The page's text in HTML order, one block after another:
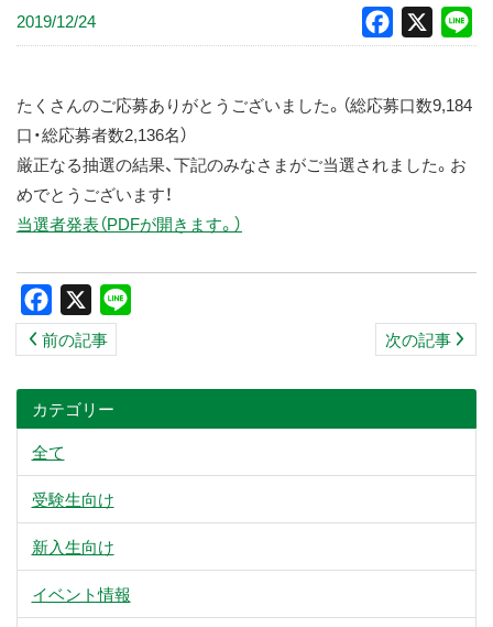
2019/12/24 Facebook
たくさんのご応募ありがとうございました。（総応募口数9,184
口・総応募者数2,136名）
厳正なる抽選の結果、下記のみなさまがご当選されました。お
めでとうございます！
当選者発表（PDFが開きます。）
Facebook
前の記事 次の記事
カテゴリー
全て
受験生向け
新入生向け
イベント情報